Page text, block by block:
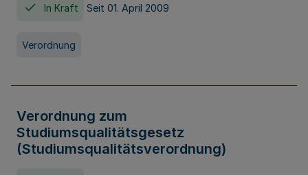
In Kraft Seit 01. April 2009
Verordnung
Verordnung zum
Studiumsqualitätsgesetz
(Studiumsqualitätsverordnung)